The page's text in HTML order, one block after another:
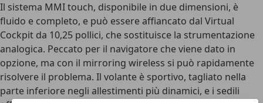
Il sistema MMI touch, disponibile in due dimensioni, è
fluido e completo, e può essere affiancato dal Virtual
Cockpit da 10,25 pollici, che sostituisce la strumentazione
analogica. Peccato per il navigatore che viene dato in
opzione, ma con il mirroring wireless si può rapidamente
risolvere il problema. Il volante è sportivo, tagliato nella
parte inferiore negli allestimenti più dinamici, e i sedili